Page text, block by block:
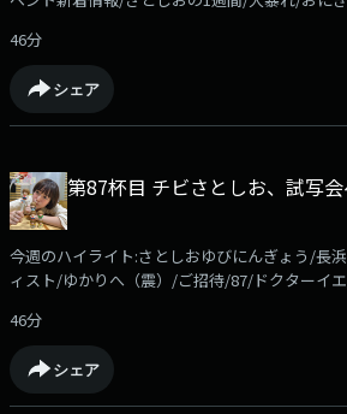
藤栞里がそれに刺激され、ケニア欲を高めてい
「ケニア」でお願いします
Sunday（＋餃子）」！radikoアプリなら過去回
https://radiko.jp/podcast/channels/c8524951-
351d239da28b?share=1コーナーメール、ふつ
shiori@allnightnippon.comまで！Xでの感想は
ほかほかSunday「エンタメ情報に関する質問」
栞里がそれに答えながら、ほかほかのご飯を食
「ほかさん」でお願いします。●ケニア！！佐
たい国」の「マックスの理想のシチュエーショ
藤栞里がそれに刺激され、ケニア欲を高めてい
「ケニア」でお願いします
46分
シェア
第87杯目 チビさとしお、試写会
今週のハイライト:さとしおゆびにんぎょう/長
ィスト/ゆかりへ（震）/ご招待/87/ドクターイ
今週のコーナーはおやすみ！radikoアプリなら
す！https://radiko.jp/podcast/channels/
351d239da28b?share=1コーナーメール、ふつ
shiori@allnightnippon.comまで！Xでの感想は
46分
シェア